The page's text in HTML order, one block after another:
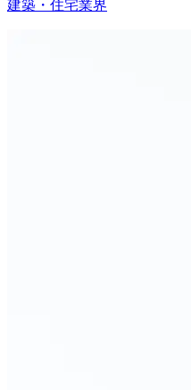
建築・住宅業界